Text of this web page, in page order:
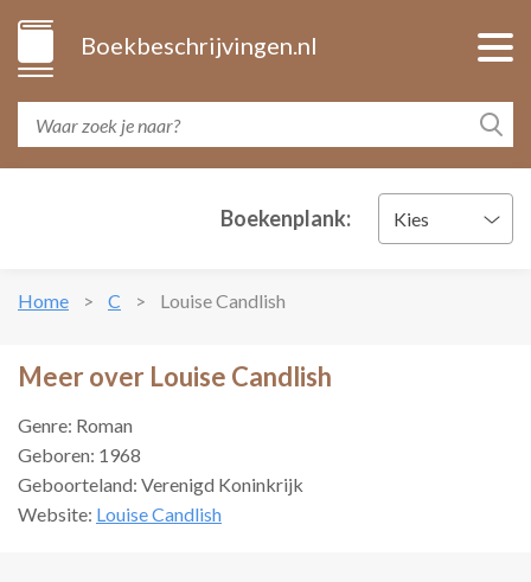
Boekbeschrijvingen.nl
Boekenplank: Kies
Home C Louise Candlish
Meer over Louise Candlish
Genre: Roman
Geboren: 1968
Geboorteland: Verenigd Koninkrijk
Website: Louise Candlish